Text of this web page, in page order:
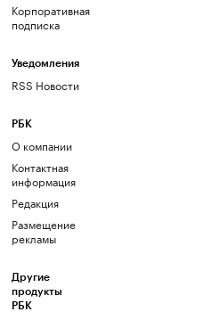
Корпоративная
подписка
Уведомления
RSS Новости
РБК
О компании
Контактная
информация
Редакция
Размещение
рекламы
Другие
продукты
РБК